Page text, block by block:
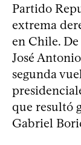
Partido
extrema
en Chile.
José
segunda
que resultó
Gabriel